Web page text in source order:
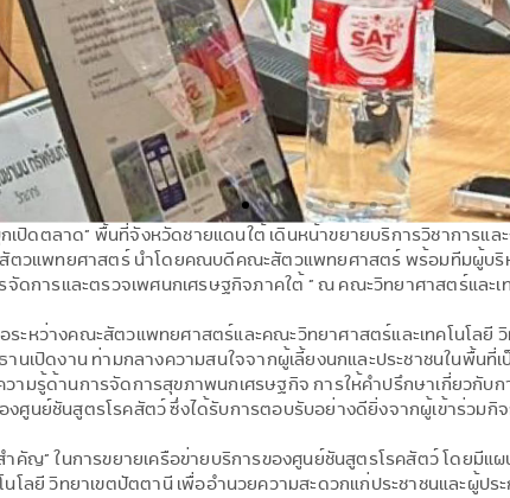
ปิดตลาด” พื้นที่จังหวัดชายแดนใต้ เดินหน้าขยายบริการวิชาการแล
ตวแพทยศาสตร์ นำโดยคณบดีคณะสัตวแพทยศาสตร์ พร้อมทีมผู้บ
จัดการและตรวจเพศนกเศรษฐกิจภาคใต้ ” ณ คณะวิทยาศาสตร์และเ
ระหว่างคณะสัตวแพทยศาสตร์และคณะวิทยาศาสตร์และเทคโนโลยี
นเปิดงาน ท่ามกลางความสนใจจากผู้เลี้ยงนกและประชาชนในพื้นที่
ามรู้ด้านการจัดการสุขภาพนกเศรษฐกิจ การให้คำปรึกษาเกี่ยวกับ
ศูนย์ชันสูตรโรคสัตว์ ซึ่งได้รับการตอบรับอย่างดียิ่งจากผู้เข้าร่วมกิ
ำคัญ” ในการขยายเครือข่ายบริการของศูนย์ชันสูตรโรคสัตว์ โดย
โลยี วิทยาเขตปัตตานี เพื่ออำนวยความสะดวกแก่ประชาชนและผู้ป